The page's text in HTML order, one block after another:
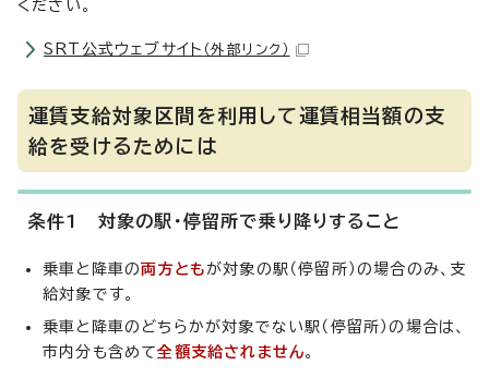
ください。
SRT公式ウェブサイト （外部リンク）
運賃支給対象区間を利用して運賃相当額の支
給を受けるためには
条件1 対象の駅・停留所で乗り降りすること
乗車と降車の両方とも が対象の駅（停留所）の場合のみ、支
給対象です。
乗車と降車のどちらかが対象でない駅（停留所）の場合は、
市内分も含めて全額支給されません。